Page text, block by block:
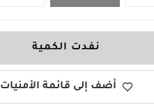
نفدت الكمية
أضف إلى قائمة الأمنيات